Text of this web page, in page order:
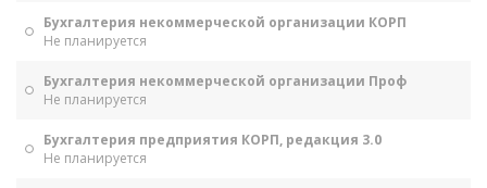
Бухгалтерия некоммерческой организации КОРП
Не планируется
Бухгалтерия некоммерческой организации Проф
Не планируется
Бухгалтерия предприятия КОРП, редакция 3.0
Не планируется